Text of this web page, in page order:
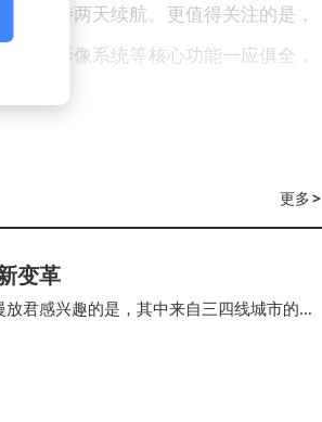
能维持两天续航。更值得关注的是，
专业影像系统等核心功能一应俱全，
，不仅满足了用户迫切需求，更可能
赛将带来更多高性价比选择，2026
更多>
变革
君感兴趣的是，其中来自三四线城市的A
了第一次…